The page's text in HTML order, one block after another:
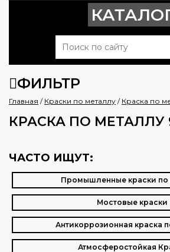
ФИЛЬТР
Главная / Краски по металлу / Краска по
КРАСКА ПО МЕТАЛЛУ
ЧАСТО ИЩУТ:
Промышленные краски по
Мостовые краски
Антикоррозионная краска
Атмосферостойкая